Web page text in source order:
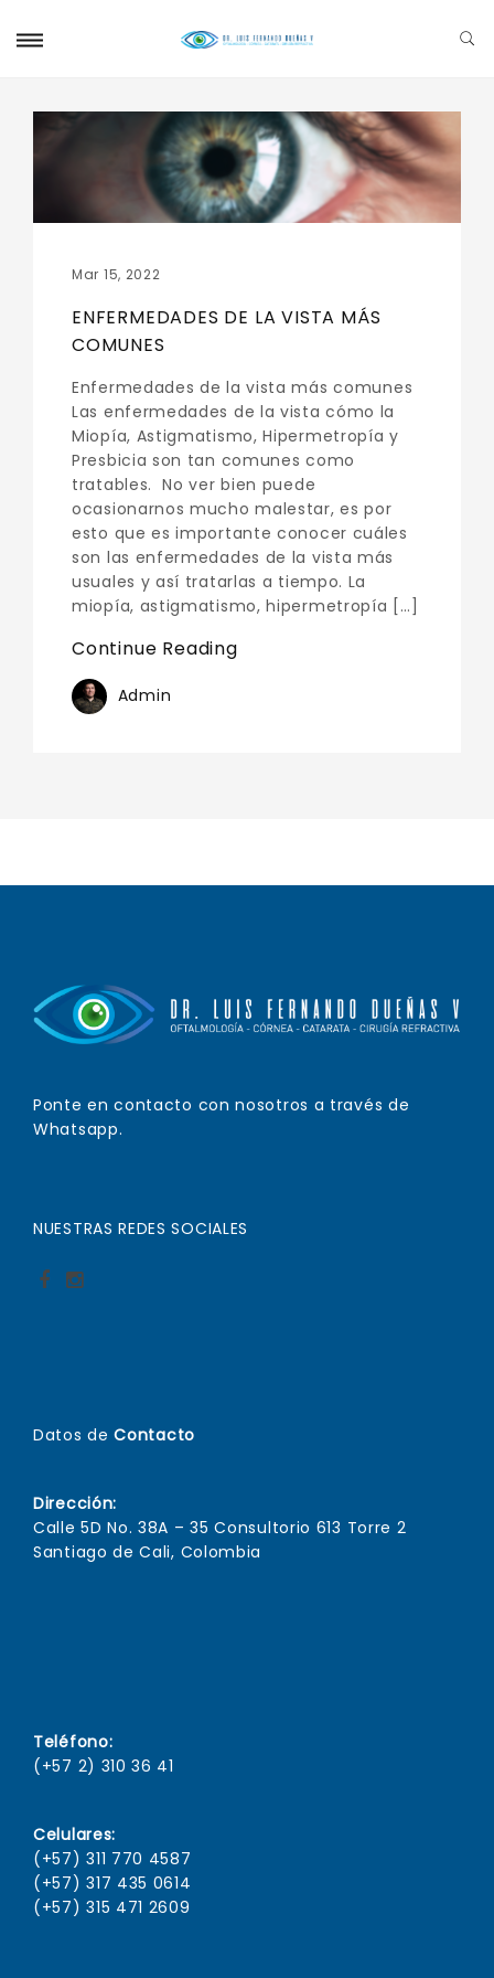
Mar 15, 2022
ENFERMEDADES DE LA VISTA MÁS
COMUNES
Enfermedades de la vista más comunes
Las enfermedades de la vista cómo la
Miopía, Astigmatismo, Hipermetropía y
Presbicia son tan comunes como
tratables. No ver bien puede
ocasionarnos mucho malestar, es por
esto que es importante conocer cuáles
son las enfermedades de la vista más
usuales y así tratarlas a tiempo. La
miopía, astigmatismo, hipermetropía […]
Continue Reading
Admin
Ponte en contacto con nosotros a través de
Whatsapp.
NUESTRAS REDES SOCIALES
Datos deContacto
Dirección:
Calle 5D No. 38A – 35 Consultorio 613 Torre 2
Santiago de Cali, Colombia
Teléfono:
(+57 2) 310 36 41
Celulares:
(+57) 311 770 4587
(+57) 317 435 0614
(+57) 315 471 2609